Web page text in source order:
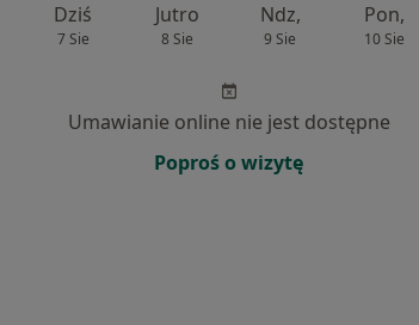
Dziś
7 Sie
Jutro
8 Sie
Ndz,
9 Sie
Pon,
10 Sie
Umawianie online nie jest dostępne
Poproś o wizytę